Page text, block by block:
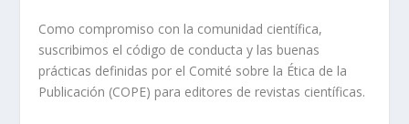
Como compromiso con la comunidad científica,
suscribimos el código de conducta y las buenas
prácticas definidas por el Comité sobre la Ética de la
Publicación (COPE) para editores de revistas científicas.